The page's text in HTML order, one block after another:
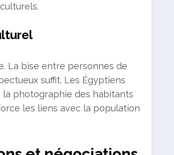
La bise entre personnes de
suffit. Les Égyptiens
la photographie des habitants
les liens avec la population